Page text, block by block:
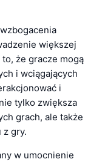
większej
że gracze mogą
i wciągających
i
tylko zwiększa
grach, ale także
z gry.
w umocnienie